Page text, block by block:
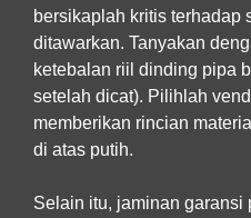
bersikaplah kritis terhadap
ditawarkan. Tanyakan
ketebalan riil dinding pipa
setelah dicat). Pilihlah
memberikan rincian
di atas putih.
Selain itu, jaminan garansi